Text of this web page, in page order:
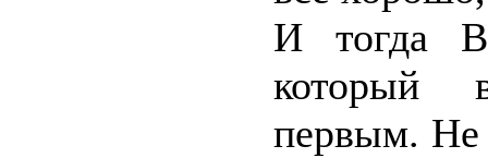
И тогда
который
первым. Не